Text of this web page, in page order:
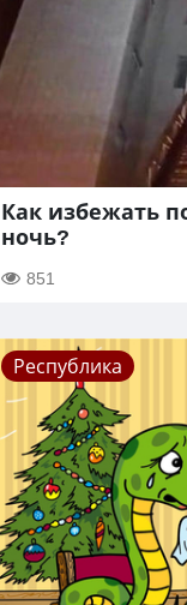
Как избежать
ночь?
851
Республика